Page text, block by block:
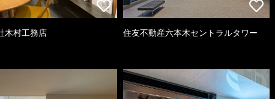
木村工務店 住友不動産六本木セントラルタワー